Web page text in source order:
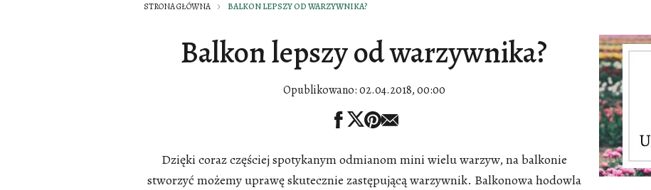
STRONA GŁÓWNA BALKON LEPSZY OD WARZYWNIKA?
Balkon lepszy od warzywnika?
Opublikowano:02.04.2018, 00:00
Dzięki coraz częściej spotykanym odmianom mini wielu warzyw, na balkonie
stworzyć możemy uprawę skutecznie zastępującą warzywnik. Balkonowa hodowla